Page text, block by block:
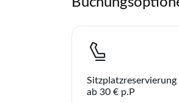
Sitzplatzreservierung
ab 30 € p.P